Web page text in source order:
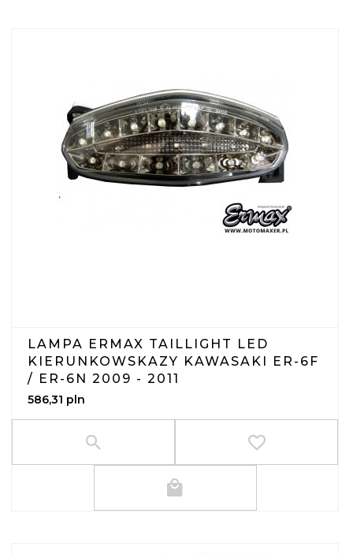
LAMPA ERMAX TAILLIGHT LED
KIERUNKOWSKAZY KAWASAKI ER-6F
/ ER-6N 2009 - 2011
586,31 pln